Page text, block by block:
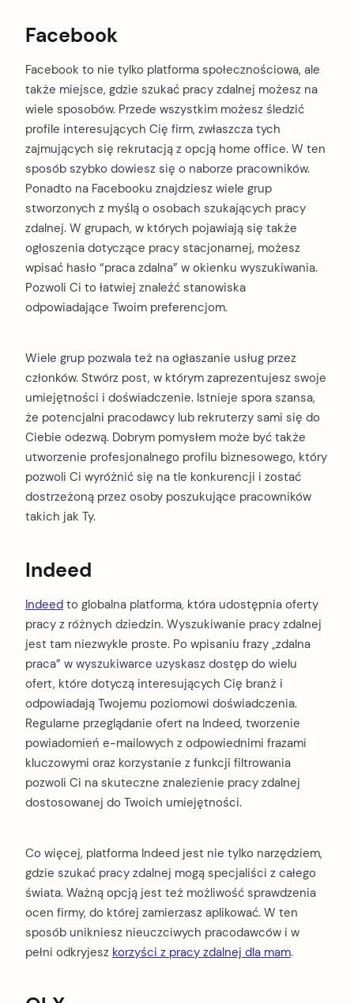
Facebook
Facebook to nie tylko platforma społecznościowa, ale
także miejsce, gdzie szukać pracy zdalnej możesz na
wiele sposobów. Przede wszystkim możesz śledzić
profile interesujących Cię firm, zwłaszcza tych
zajmujących się rekrutacją z opcją home office. W ten
sposób szybko dowiesz się o naborze pracowników.
Ponadto na Facebooku znajdziesz wiele grup
stworzonych z myślą o osobach szukających pracy
zdalnej. W grupach, w których pojawiają się także
ogłoszenia dotyczące pracy stacjonarnej, możesz
wpisać hasło “praca zdalna” w okienku wyszukiwania.
Pozwoli Ci to łatwiej znaleźć stanowiska
odpowiadające Twoim preferencjom.
Wiele grup pozwala też na ogłaszanie usług przez
członków. Stwórz post, w którym zaprezentujesz swoje
umiejętności i doświadczenie. Istnieje spora szansa,
że potencjalni pracodawcy lub rekruterzy sami się do
Ciebie odezwą. Dobrym pomysłem może być także
utworzenie profesjonalnego profilu biznesowego, który
pozwoli Ci wyróżnić się na tle konkurencji i zostać
dostrzeżoną przez osoby poszukujące pracowników
takich jak Ty.
Indeed
Indeed to globalna platforma, która udostępnia oferty
pracy z różnych dziedzin. Wyszukiwanie pracy zdalnej
jest tam niezwykle proste. Po wpisaniu frazy „zdalna
praca” w wyszukiwarce uzyskasz dostęp do wielu
ofert, które dotyczą interesujących Cię branż i
odpowiadają Twojemu poziomowi doświadczenia.
Regularne przeglądanie ofert na Indeed, tworzenie
powiadomień e-mailowych z odpowiednimi frazami
kluczowymi oraz korzystanie z funkcji filtrowania
pozwoli Ci na skuteczne znalezienie pracy zdalnej
dostosowanej do Twoich umiejętności.
Co więcej, platforma Indeed jest nie tylko narzędziem,
gdzie szukać pracy zdalnej mogą specjaliści z całego
świata. Ważną opcją jest też możliwość sprawdzenia
ocen firmy, do której zamierzasz aplikować. W ten
sposób unikniesz nieuczciwych pracodawców i w
pełni odkryjesz korzyści z pracy zdalnej dla mam.